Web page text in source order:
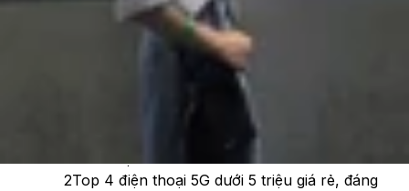
Những tiêu chí khi chọn mua điện thoại 5G
2Top 4 điện thoại 5G dưới 5 triệu giá rẻ, đáng